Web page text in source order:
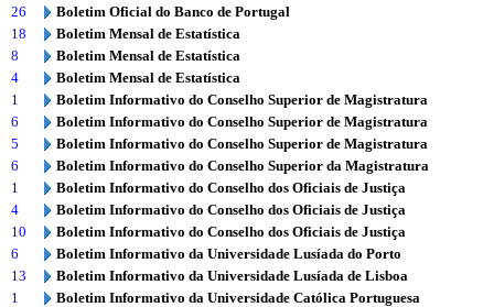
26
Boletim Oficial do Banco de Portugal
18
Boletim Mensal de Estatística
8
Boletim Mensal de Estatística
4
Boletim Mensal de Estatística
1
Boletim Informativo do Conselho Superior de Magistratura
6
Boletim Informativo do Conselho Superior de Magistratura
5
Boletim Informativo do Conselho Superior de Magistratura
6
Boletim Informativo do Conselho Superior da Magistratura
1
Boletim Informativo do Conselho dos Oficiais de Justiça
4
Boletim Informativo do Conselho dos Oficiais de Justiça
10
Boletim Informativo do Conselho dos Oficiais de Justiça
6
Boletim Informativo da Universidade Lusíada do Porto
13
Boletim Informativo da Universidade Lusíada de Lisboa
1
Boletim Informativo da Universidade Católica Portuguesa